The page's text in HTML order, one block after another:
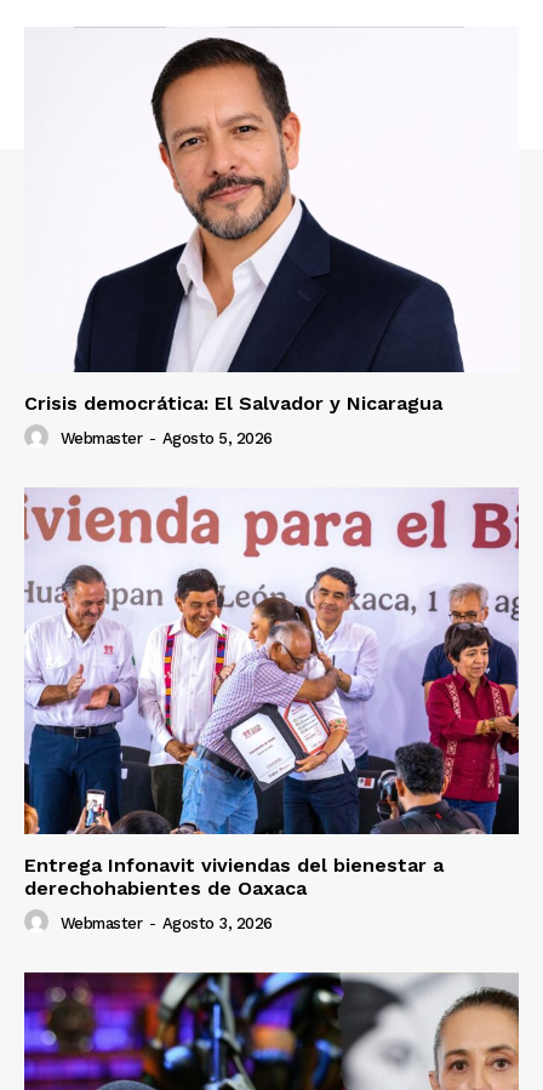
Crisis democrática: El Salvador y Nicaragua
Webmaster - Agosto 5, 2026
Entrega Infonavit viviendas del bienestar a
derechohabientes de Oaxaca
Webmaster - Agosto 3, 2026